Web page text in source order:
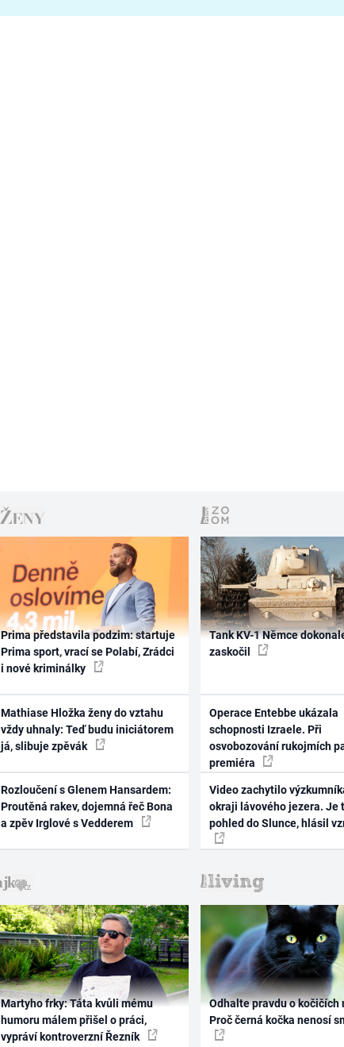
Prima představila podzim: startuje
Prima sport, vrací se Polabí, Zrádci
i nové kriminálky
Mathiase Hložka ženy do vztahu
vždy uhnaly: Teď budu iniciátorem
já, slibuje zpěvák
Rozloučení s Glenem Hansardem:
Proutěná rakev, dojemná řeč Bona
a zpěv Irglové s Vedderem
Tank KV-1 Němce
zaskočil
Operace Entebbe ukázala
schopnosti Izraele. Při
osvobozování rukojmích
premiéra
Video zachytilo
okraji lávového jezera. Je
pohled do Slunce, hlásil
Martyho frky: Táta kvůli mému
humoru málem přišel o práci,
vypráví kontroverzní Řezník
Odhalte pravdu o kočičích
Proč černá kočka nenosí